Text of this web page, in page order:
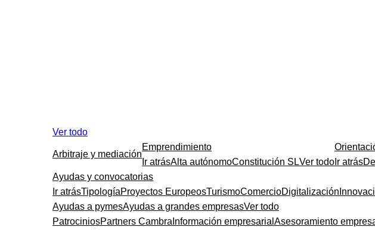
Ver todo
Arbitraje y mediación
Emprendimiento
Ir atrásAlta autónomoConstitución SLVer todo Ir atrás
Ayudas y convocatorias
Ir atrásTipologíaProyectos EuropeosTurismoComercioDigitalización
Ayudas a pymesAyudas a grandes empresasVer todo
PatrociniosPartners Cambra Información empresarial Asesoramiento